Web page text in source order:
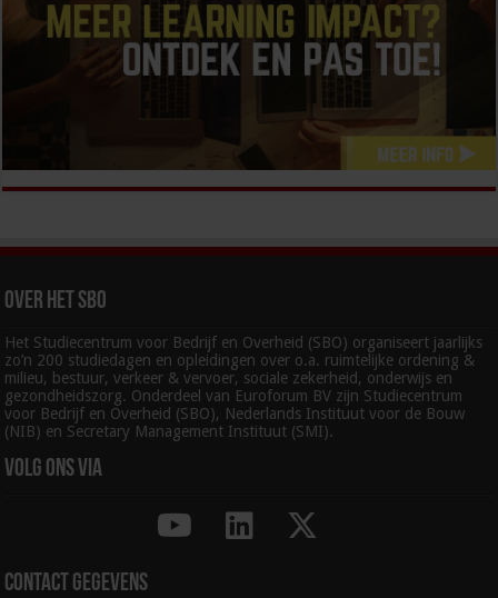
Over het SBO
Het Studiecentrum voor Bedrijf en Overheid (SBO) organiseert jaarlijks
zo’n 200 studiedagen en opleidingen over o.a. ruimtelijke ordening &
milieu, bestuur, verkeer & vervoer, sociale zekerheid, onderwijs en
gezondheidszorg. Onderdeel van Euroforum BV zijn Studiecentrum
voor Bedrijf en Overheid (SBO), Nederlands Instituut voor de Bouw
(NIB) en Secretary Management Instituut (SMI).
Volg ons via
Contact gegevens